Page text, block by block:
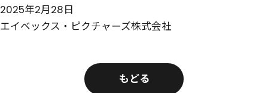
2025年2月28日
エイベックス・ピクチャーズ株式会社
もどる